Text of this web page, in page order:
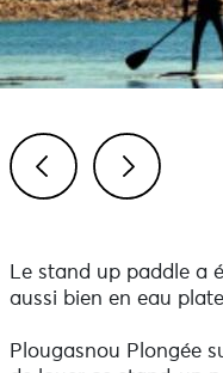
Le stand up paddle a
aussi bien en eau
Plougasnou Plongée